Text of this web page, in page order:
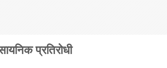
प्रतिरोधी